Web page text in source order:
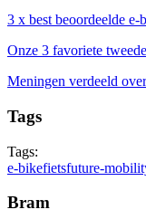
3 x best beoordeelde
Onze 3 favoriete
Meningen verdeeld
Tags
Tags:
e-bikefietsfuture-
Bram